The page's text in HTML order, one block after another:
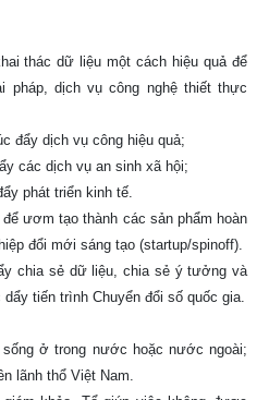
thác dữ liệu một cách hiệu quả để
pháp, dịch vụ công nghệ thiết thực
đẩy dịch vụ công hiệu quả;
các dịch vụ an sinh xã hội;
phát triển kinh tế.
ươm tạo thành các sản phẩm hoàn
đổi mới sáng tạo (startup/spinoff).
chia sẻ dữ liệu, chia sẻ ý tưởng và
tiến trình Chuyển đổi số quốc gia.
sống ở trong nước hoặc nước ngoài;
lãnh thổ Việt Nam.